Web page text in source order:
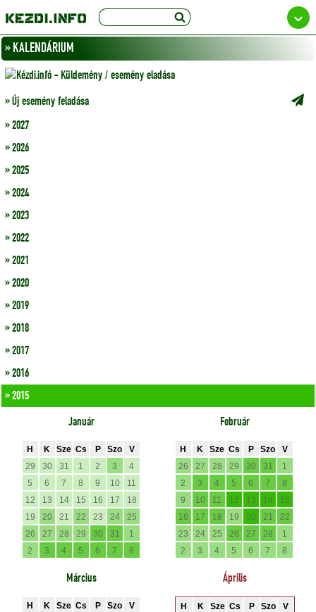
» KALENDÁRIUM
» Új esemény feladása
» 2027
» 2026
» 2025
» 2024
» 2023
» 2022
» 2021
» 2020
» 2019
» 2018
» 2017
» 2016
» 2015
Január
H K Sze Cs P Szo
V
29
30 31 1 2 3
4
5
6 7 8 9 10
11
12
13 14 15 16 17
18
19
20 21 22 23 24
25
26
27 28 29 30 31
1
2
3 4 5 6 7 8
Február
H K Sze Cs P Szo
V
26
27 28 29 30 31
1
2
3 4 5 6 7
8
9
10 11 12 13 14
15
16
17 18 19 20 21
22
23
24 25 26 27 28
1
2
3 4 5 6 7 8
Március
H K Sze Cs P Szo
V
Április
H K Sze Cs P Szo
V